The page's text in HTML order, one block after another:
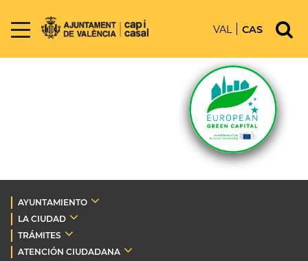
VAL CAS
AYUNTAMIENTO
LA CIUDAD
TRÁMITES
ATENCIÓN CIUDADANA